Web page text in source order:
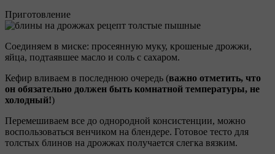
Приготовление
Соединяем в миске: просеянную муку, крошеные дрожжи,
яйца, подтаявшее масло и соль с сахаром.
Кефир вливаем в последнюю очередь (важно отметить, что
он обязательно должен быть комнатной температуры, не
холодный!)
Перемешиваем все до однородной консистенции, можно
воспользоваться венчиком на блендере. Готовое тесто для
толстых блинов на дрожжах получается слегка вязким.